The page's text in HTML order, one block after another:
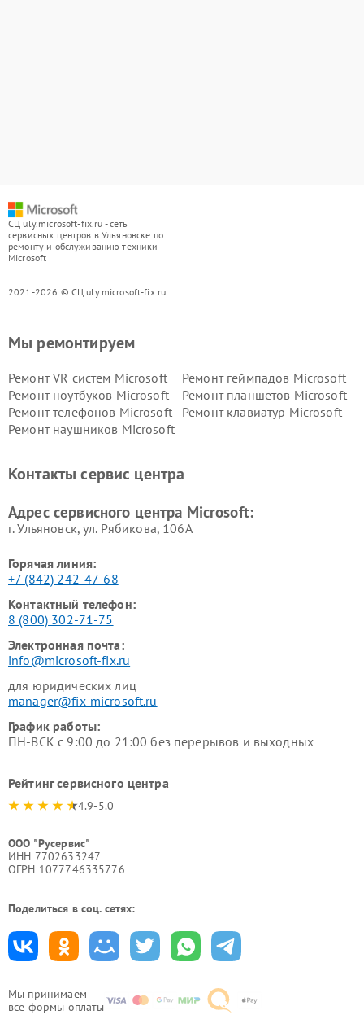
СЦ uly.microsoft-fix.ru - сеть
сервисных центров в Ульяновске по
ремонту и обслуживанию техники
Microsoft
2021-2026 © СЦ uly.microsoft-fix.ru
Мы принимаем
все формы оплаты
Мы ремонтируем
Ремонт VR систем Microsoft
Ремонт геймпадов Microsoft
Ремонт ноутбуков Microsoft
Ремонт планшетов Microsoft
Ремонт телефонов Microsoft
Ремонт клавиатур Microsoft
Ремонт наушников Microsoft
Контакты сервис центра
Адрес сервисного центра Microsoft:
г. Ульяновск, ул. Рябикова, 106А
Горячая линия:
+7 (842) 242-47-68
Контактный телефон:
8 (800) 302-71-75
Электронная почта:
info@microsoft-fix.ru
для юридических лиц
manager@fix-microsoft.ru
График работы:
ПН-ВСК с 9:00 до 21:00 без перерывов и выходных
Рейтинг сервисного центра
4.9-5.0
ООО "Русервис"
ИНН 7702633247
ОГРН 1077746335776
Поделиться в соц. сетях: